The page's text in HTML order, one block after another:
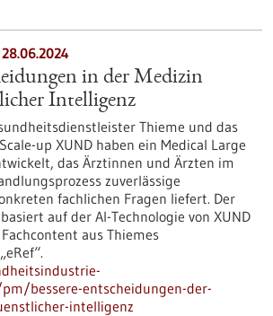
in der Medizin
Intelligenz
Thieme und das
up XUND haben ein Medical Large
das Ärztinnen und Ärzten im
zuverlässige
fachlichen Fragen liefert. Der
auf der AI-Technologie von XUND
aus Thiemes
bessere-entscheidungen-der-
intelligenz